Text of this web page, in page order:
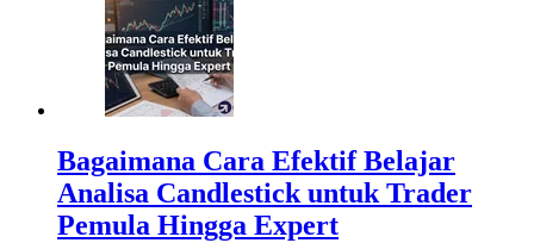
Bagaimana Cara Efektif Belajar
Analisa Candlestick untuk Trader
Pemula Hingga Expert